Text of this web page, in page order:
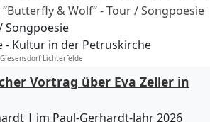
“Butterfly & Wolf“ - Tour / Songpoesie
Songpoesie
Kultur in der Petruskirche
Lichterfelde
Vortrag über Eva Zeller in
| im Paul-Gerhardt-Jahr 2026